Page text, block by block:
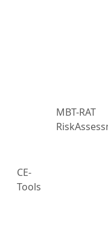
CE-
Tools
MBT-RAT